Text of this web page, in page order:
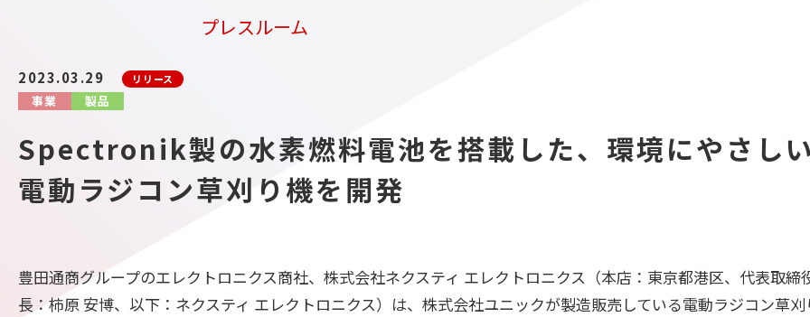
プレスルーム
2023.03.29 リリース
事業 製品
Spectronik製の水素燃料電池を搭載した、環境にやさしい
電動ラジコン草刈り機を開発
豊田通商グループのエレクトロニクス商社、株式会社ネクスティ エレクトロニクス（本店：東京都港区、代表取締
長：柿原 安博、以下：ネクスティ エレクトロニクス）は、株式会社ユニックが製造販売している電動ラジコン草刈